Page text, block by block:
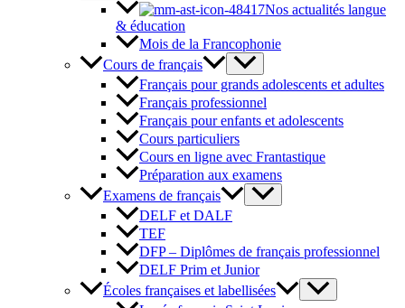
Nos actualités langue
& éducation
Mois de la Francophonie
Cours de français
Français pour grands adolescents et adultes
Français professionnel
Français pour enfants et adolescents
Cours particuliers
Cours en ligne avec Frantastique
Préparation aux examens
Examens de français
DELF et DALF
TEF
DFP – Diplômes de français professionnel
DELF Prim et Junior
Écoles françaises et labellisées